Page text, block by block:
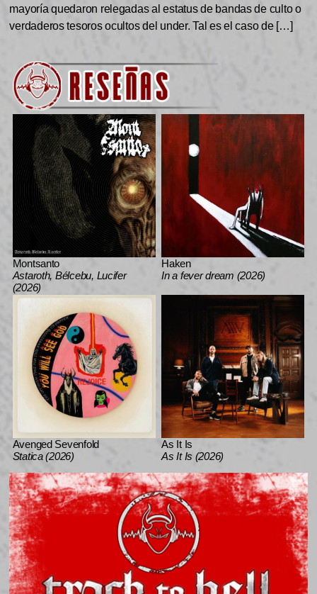
mayoría quedaron relegadas al estatus de bandas de culto o
verdaderos tesoros ocultos del under. Tal es el caso de […]
Montsanto
Astaroth, Bélcebu, Lucifer
(2026)
Haken
In a fever dream (2026)
Avenged Sevenfold
Statica (2026)
As It Is
As It Is (2026)